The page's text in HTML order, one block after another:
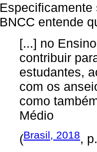
BNCC entende
[...] no
contribuir
estudantes,
com os
como
Médio
(Brasil, 2018,